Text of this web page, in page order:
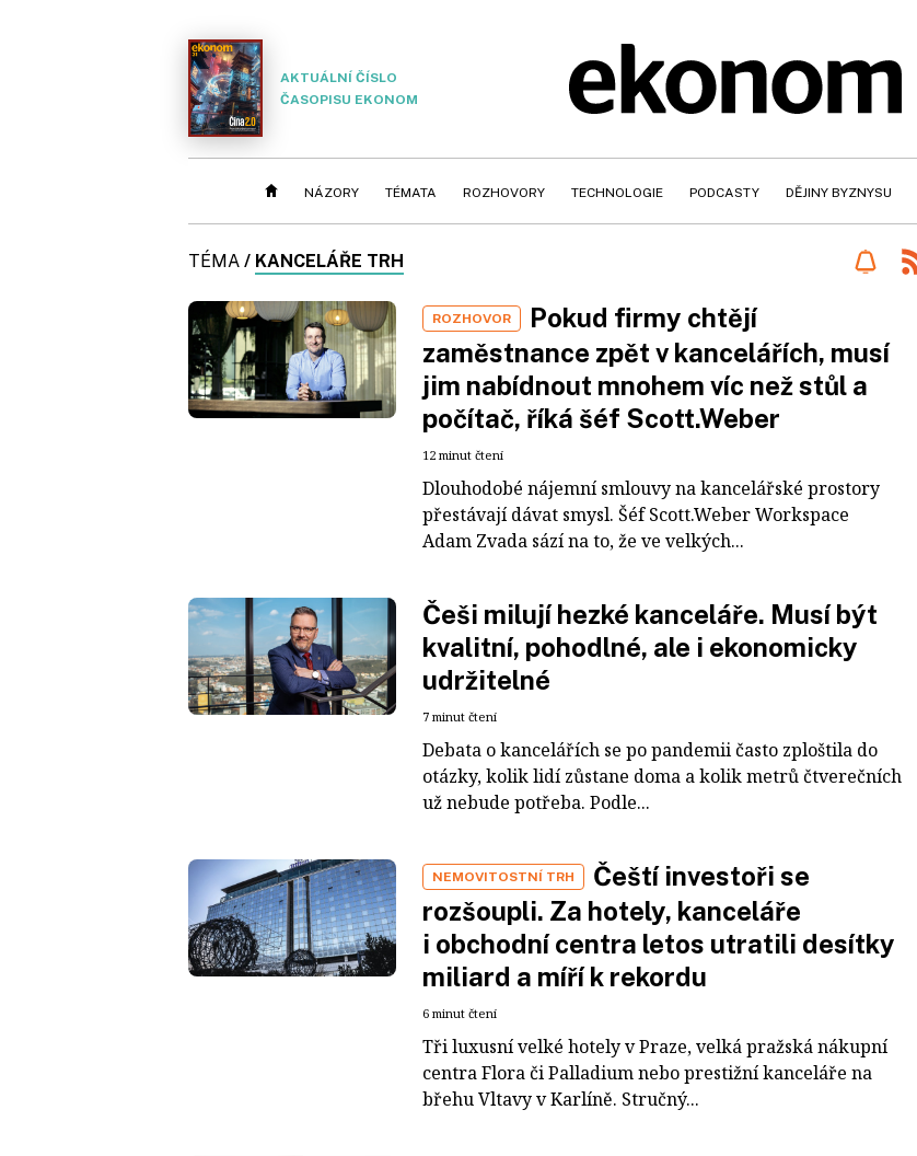
AKTUÁLNÍ ČÍSLO
ČASOPISU EKONOM
NÁZORY TÉMATA ROZHOVORY TECHNOLOGIE PODCASTY DĚJINY BYZNYSU
TÉMA / KANCELÁŘE TRH
ROZHOVOR
Pokud firmy chtějí
zaměstnance zpět v kancelářích, musí
jim nabídnout mnohem víc než stůl a
počítač, říká šéf Scott.Weber
12 minut čtení
Dlouhodobé nájemní smlouvy na kancelářské prostory
přestávají dávat smysl. Šéf Scott.Weber Workspace
Adam Zvada sází na to, že ve velkých...
Češi milují hezké kanceláře. Musí být
kvalitní, pohodlné, ale i ekonomicky
udržitelné
7 minut čtení
Debata o kancelářích se po pandemii často zploštila do
otázky, kolik lidí zůstane doma a kolik metrů čtverečních
už nebude potřeba. Podle...
NEMOVITOSTNÍ TRH
Čeští investoři se
rozšoupli. Za hotely, kanceláře
i obchodní centra letos utratili desítky
miliard a míří k rekordu
6 minut čtení
Tři luxusní velké hotely v Praze, velká pražská nákupní
centra Flora či Palladium nebo prestižní kanceláře na
břehu Vltavy v Karlíně. Stručný...